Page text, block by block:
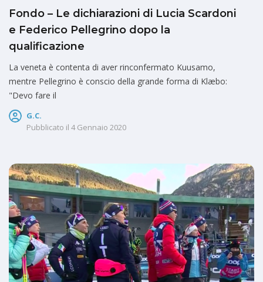
Fondo – Le dichiarazioni di Lucia Scardoni
e Federico Pellegrino dopo la
qualificazione
La veneta è contenta di aver rinconfermato Kuusamo,
mentre Pellegrino è conscio della grande forma di Klæbo:
"Devo fare il
G.C.
Pubblicato il 4 Gennaio 2020